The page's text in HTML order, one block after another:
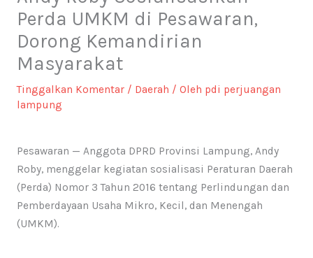
Perda UMKM di Pesawaran,
Dorong Kemandirian
Masyarakat
Tinggalkan Komentar / Daerah / Oleh pdi perjuangan
lampung
Pesawaran — Anggota DPRD Provinsi Lampung, Andy
Roby, menggelar kegiatan sosialisasi Peraturan Daerah
(Perda) Nomor 3 Tahun 2016 tentang Perlindungan dan
Pemberdayaan Usaha Mikro, Kecil, dan Menengah
(UMKM).